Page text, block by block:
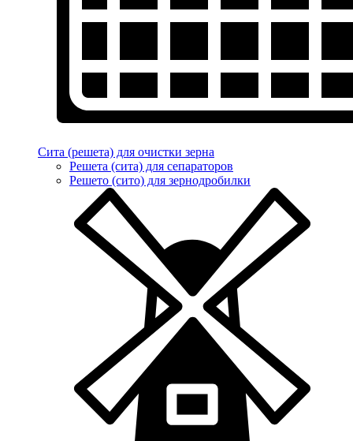
Сита (решета) для очистки зерна
Решета (сита) для сепараторов
Решето (сито) для зернодробилки